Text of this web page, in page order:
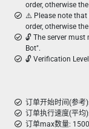
order, otherwise
⚠️ Please note that
order, otherwise
🔓 The server
Bot".
🔓 Verification
订单开始时间(参考
订单执行速度(平均
订单max数量: